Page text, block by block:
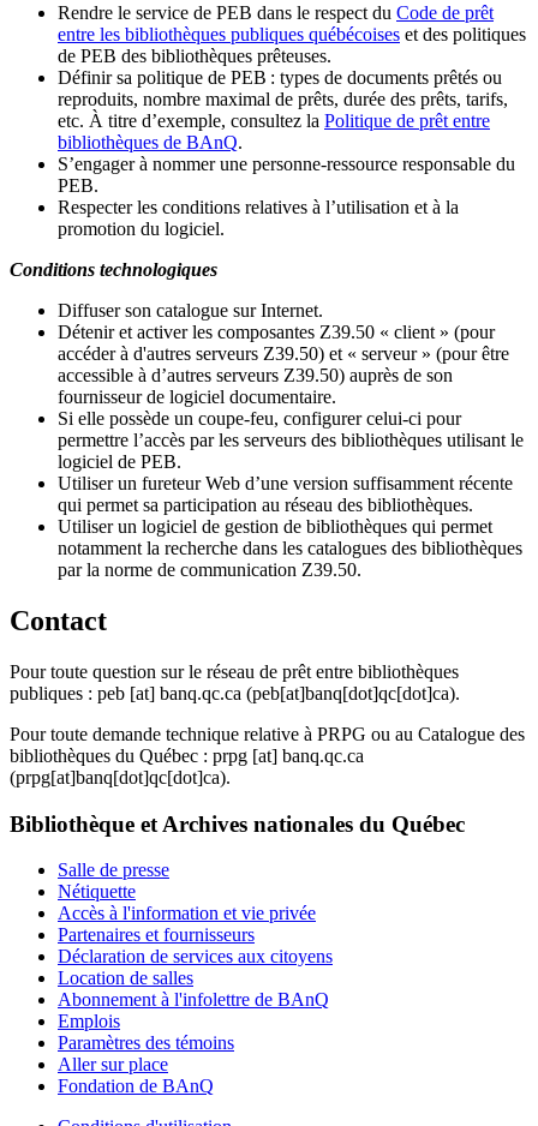
Rendre le service de PEB dans le respect du Code de prêt
entre les bibliothèques publiques québécoises et des politiques
de PEB des bibliothèques prêteuses.
Définir sa politique de PEB : types de documents prêtés ou
reproduits, nombre maximal de prêts, durée des prêts, tarifs,
etc. À titre d’exemple, consultez la Politique de prêt entre
bibliothèques de BAnQ.
S’engager à nommer une personne-ressource responsable du
PEB.
Respecter les conditions relatives à l’utilisation et à la
promotion du logiciel.
Conditions technologiques
Diffuser son catalogue sur Internet.
Détenir et activer les composantes Z39.50 « client » (pour
accéder à d'autres serveurs Z39.50) et « serveur » (pour être
accessible à d’autres serveurs Z39.50) auprès de son
fournisseur de logiciel documentaire.
Si elle possède un coupe-feu, configurer celui-ci pour
permettre l’accès par les serveurs des bibliothèques utilisant le
logiciel de PEB.
Utiliser un fureteur Web d’une version suffisamment récente
qui permet sa participation au réseau des bibliothèques.
Utiliser un logiciel de gestion de bibliothèques qui permet
notamment la recherche dans les catalogues des bibliothèques
par la norme de communication Z39.50.
Contact
Pour toute question sur le réseau de prêt entre bibliothèques
publiques : peb [at] banq.qc.ca (peb[at]banq[dot]qc[dot]ca).
Pour toute demande technique relative à PRPG ou au Catalogue des
bibliothèques du Québec : prpg [at] banq.qc.ca
(prpg[at]banq[dot]qc[dot]ca).
Bibliothèque et Archives nationales du Québec
Salle de presse
Nétiquette
Accès à l'information et vie privée
Partenaires et fournisseurs
Déclaration de services aux citoyens
Location de salles
Abonnement à l'infolettre de BAnQ
Emplois
Paramètres des témoins
Aller sur place
Fondation de BAnQ